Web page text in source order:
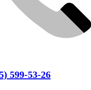
599-53-26